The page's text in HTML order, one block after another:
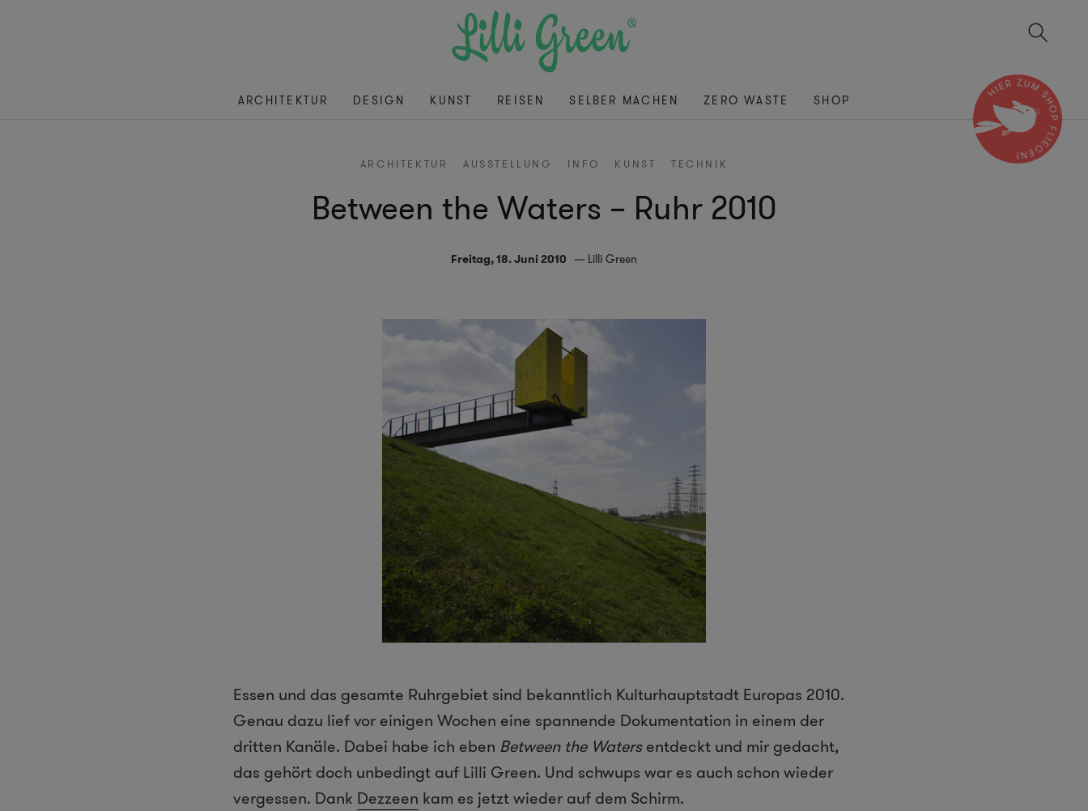
ARCHITEKTUR DESIGN KUNST REISEN SELBER MACHEN ZERO WASTE SHOP
ARCHITEKTUR AUSSTELLUNG INFO KUNST TECHNIK
Between the Waters – Ruhr 2010
Freitag, 18. Juni 2010 Lilli Green
Essen und das gesamte Ruhrgebiet sind bekanntlich Kulturhauptstadt Europas 2010.
Genau dazu lief vor einigen Wochen eine spannende Dokumentation in einem der
dritten Kanäle. Dabei habe ich eben Between the Watersentdeckt und mir gedacht,
das gehört doch unbedingt auf Lilli Green. Und schwups war es auch schon wieder
vergessen. Dank Dezzeen kam es jetzt wieder auf dem Schirm.